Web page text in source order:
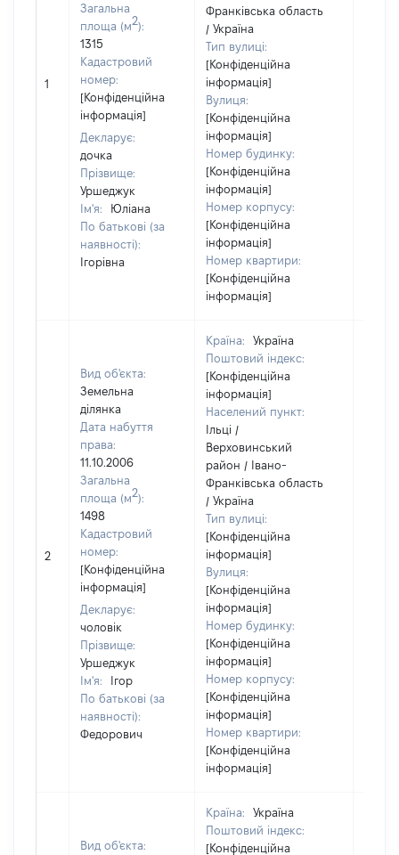
1
Загальна
площа (м2):
1315
Кадастровий
номер:
[Конфіденційна
інформація]
Декларує:
дочка
Прізвище:
Уршеджук
Ім'я:
Юліана
По батькові (за
наявності):
Ігорівна
Франківська область
/ Україна
Тип вулиці:
[Конфіденційна
інформація]
Вулиця:
[Конфіденційна
інформація]
Номер будинку:
[Конфіденційна
інформація]
Номер корпусу:
[Конфіденційна
інформація]
Номер квартири:
[Конфіденційна
інформація]
2
Вид об'єкта:
Земельна
ділянка
Дата набуття
права:
11.10.2006
Загальна
площа (м2):
1498
Кадастровий
номер:
[Конфіденційна
інформація]
Декларує:
чоловік
Прізвище:
Уршеджук
Ім'я:
Ігор
По батькові (за
наявності):
Федорович
Країна:
Україна
Поштовий індекс:
[Конфіденційна
інформація]
Населений пункт:
Ільці /
Верховинський
район / Івано-
Франківська область
/ Україна
Тип вулиці:
[Конфіденційна
інформація]
Вулиця:
[Конфіденційна
інформація]
Номер будинку:
[Конфіденційна
інформація]
Номер корпусу:
[Конфіденційна
інформація]
Номер квартири:
[Конфіденційна
інформація]
Вид об'єкта:
Країна:
Україна
Поштовий індекс:
[Конфіденційна